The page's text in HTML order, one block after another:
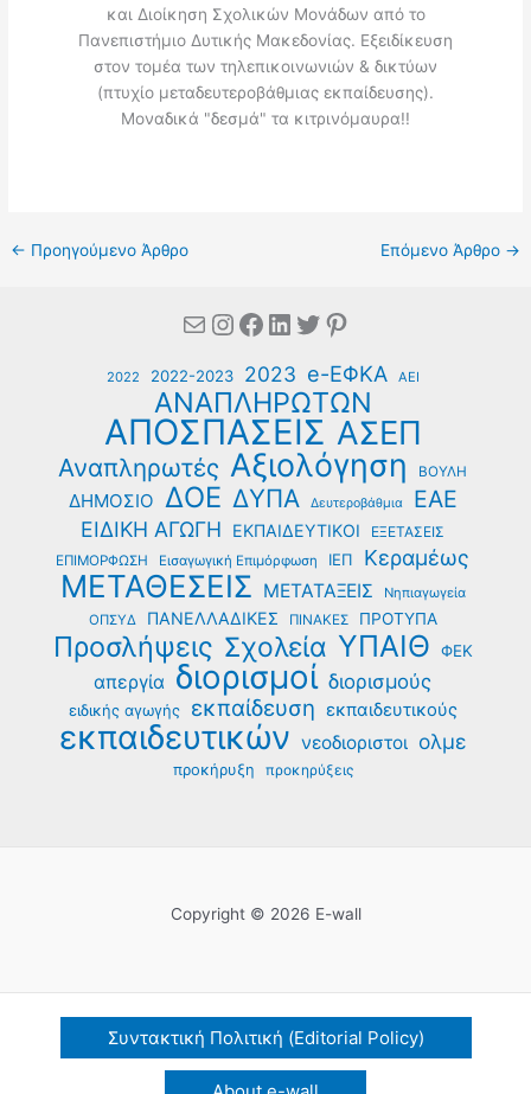
και Διοίκηση Σχολικών Μονάδων από το
Πανεπιστήμιο Δυτικής Μακεδονίας. Εξειδίκευση
στον τομέα των τηλεπικοινωνιών & δικτύων
(πτυχίο μεταδευτεροβάθμιας εκπαίδευσης).
Μοναδικά "δεσμά" τα κιτρινόμαυρα!!
← Προηγούμενο Άρθρο Επόμενο Άρθρο →
MailInstagram
Facebook
Linkedin
Twitter
Pinterest
2022 2022-2023 2023 e-ΕΦΚΑ ΑΕΙ
ΑΝΑΠΛΗΡΩΤΩΝ
ΑΠΟΣΠΑΣΕΙΣ ΑΣΕΠ
Αναπληρωτές Αξιολόγηση ΒΟΥΛΗ
ΔΗΜΟΣΙΟ ΔΟΕ ΔΥΠΑ Δευτεροβάθμια ΕΑΕ
ΕΙΔΙΚΗ ΑΓΩΓΗ ΕΚΠΑΙΔΕΥΤΙΚΟΙ ΕΞΕΤΑΣΕΙΣ
ΕΠΙΜΟΡΦΩΣΗ Εισαγωγική Επιμόρφωση ΙΕΠ Κεραμέως
ΜΕΤΑΘΕΣΕΙΣ ΜΕΤΑΤΑΞΕΙΣ
Νηπιαγωγεία
ΟΠΣΥΔ
ΠΑΝΕΛΛΑΔΙΚΕΣ ΠΙΝΑΚΕΣ ΠΡΟΤΥΠΑ
Προσλήψεις Σχολεία ΥΠΑΙΘ ΦΕΚ
απεργία διορισμοί διορισμούς
ειδικής αγωγής εκπαίδευση εκπαιδευτικούς
εκπαιδευτικών νεοδιοριστοι ολμε
προκήρυξη προκηρύξεις
Copyright © 2026 E-wall
Συντακτική Πολιτική (Editorial Policy)